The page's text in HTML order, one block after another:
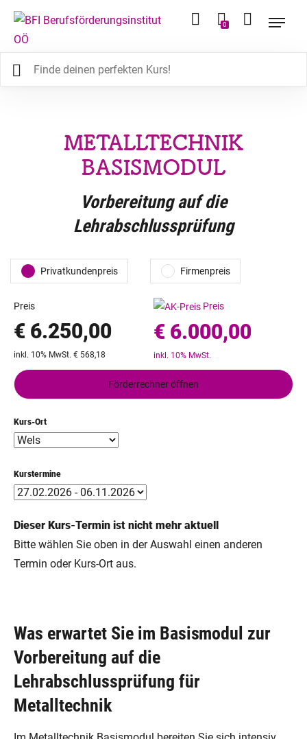
0
METALLTECHNIK
BASISMODUL
Vorbereitung auf die
Lehrabschlussprüfung
Was erwartet Sie im Basismodul zur
Vorbereitung auf die
Lehrabschlussprüfung für
Metalltechnik
Kurs-Ort
Kurstermine
Privatkundenpreis Firmenpreis
Preis
€ 6.250,00
inkl. 10% MwSt. € 568,18
Preis
€ 6.000,00
inkl. 10% MwSt.
Förderrechner öffnen
Dieser Kurs-Termin ist nicht mehr aktuell
Bitte wählen Sie oben in der Auswahl einen anderen
Termin oder Kurs-Ort aus.